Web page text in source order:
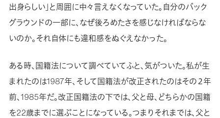
出身らしい」と周囲に中々言えなくなっていた。自分のバック
グラウンドの一部に、なぜ後ろめたさを感じなければならな
いのか。それ自体にも違和感をぬぐえなかった。
ある時、国籍法について調べていてふと、気がついた。私が生
まれたのは1987年、そして国籍法が改正されたのはその２年
前、1985年だ。改正国籍法の下では、父と母、どちらかの国籍
を22歳までに選ぶことになっている。つまりそれまでは、父と